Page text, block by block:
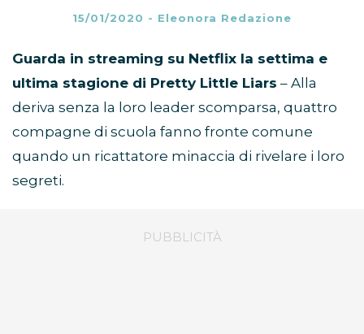
15/01/2020 - Eleonora Redazione
Guarda in streaming su Netflix la settima e
ultima stagione di Pretty Little Liars – Alla
deriva senza la loro leader scomparsa, quattro
compagne di scuola fanno fronte comune
quando un ricattatore minaccia di rivelare i loro
segreti.